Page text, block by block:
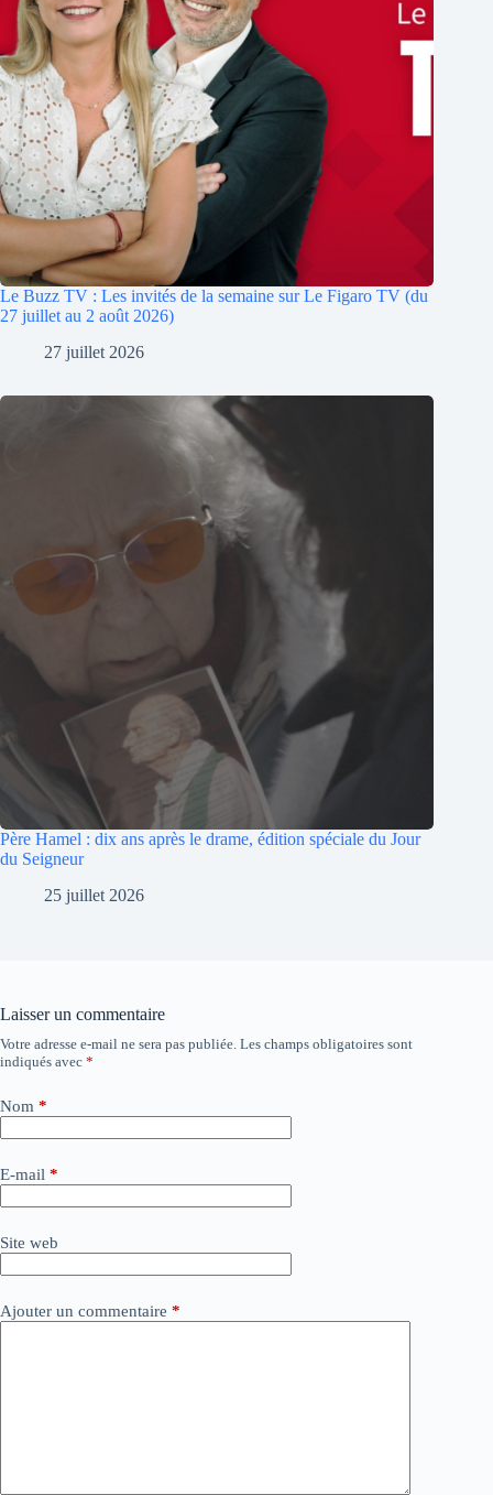
Le Buzz TV : Les invités de la semaine sur Le Figaro TV (du
27 juillet au 2 août 2026)
27 juillet 2026
Père Hamel : dix ans après le drame, édition spéciale du Jour
du Seigneur
25 juillet 2026
Laisser un commentaire
Votre adresse e-mail ne sera pas publiée. Les champs obligatoires sont
indiqués avec *
Nom *
E-mail *
Site web
Ajouter un commentaire *
A
l
e
n
a
t
i
e